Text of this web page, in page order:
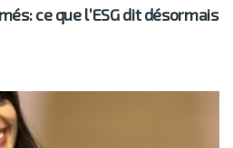
ce que l’ESG dit désormais